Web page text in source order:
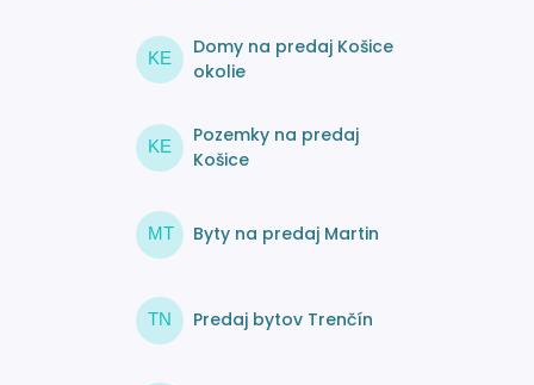
KE
Domy na predaj Košice
okolie
KE
Pozemky na predaj
Košice
MT Byty na predaj Martin
TN Predaj bytov Trenčín